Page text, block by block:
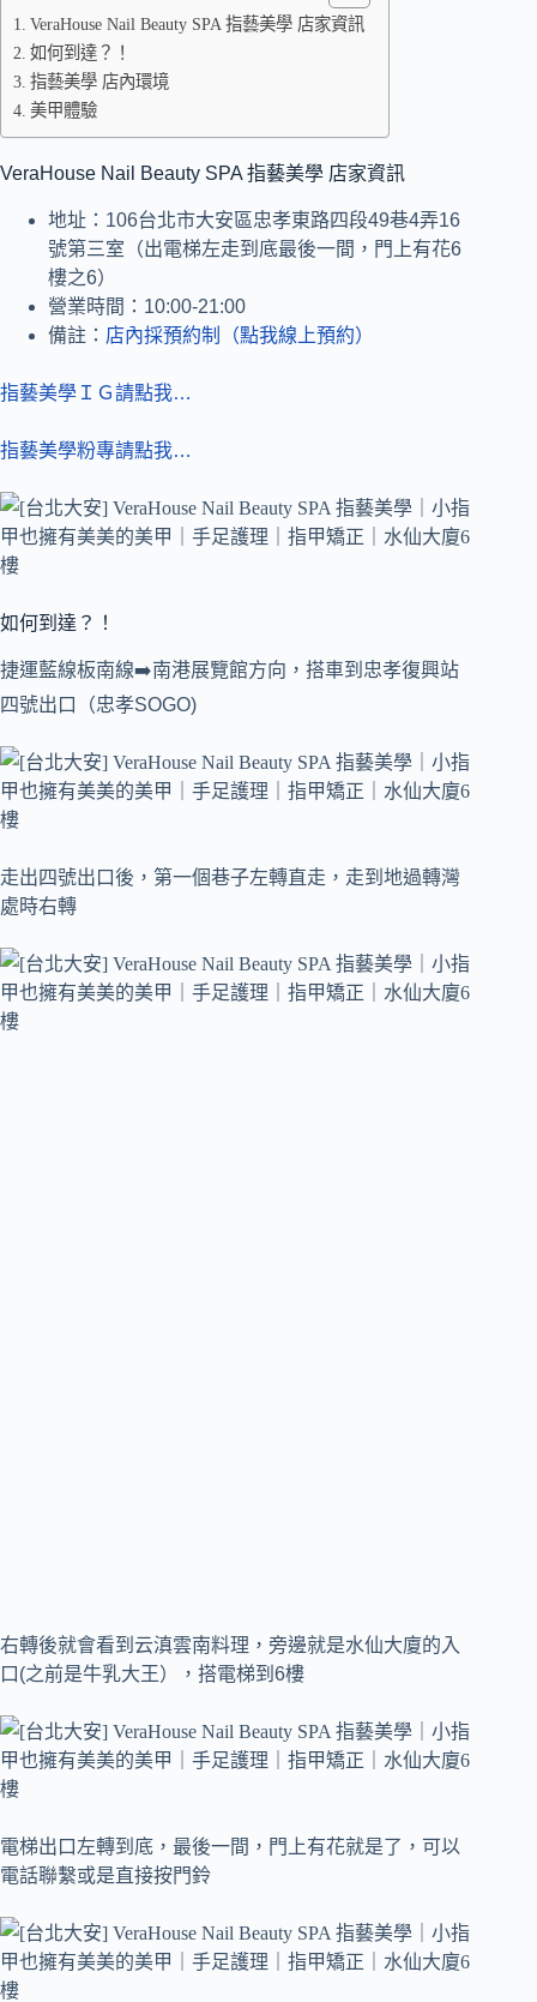
VeraHouse Nail Beauty SPA 指藝美學 店家資訊
如何到達？！
指藝美學 店內環境
美甲體驗
VeraHouse Nail Beauty SPA 指藝美學 店家資訊
地址：106台北市大安區忠孝東路四段49巷4弄16
號第三室（出電梯左走到底最後一間，門上有花6
樓之6）
營業時間：10:00-21:00
備註： 店內採預約制（點我線上預約）
指藝美學ＩＧ請點我…
指藝美學粉專請點我…
如何到達？！
捷運藍線板南線➡️南港展覽館方向，搭車到忠孝復興站
四號出口（忠孝SOGO)
走出四號出口後，第一個巷子左轉直走，走到地過轉灣
處時右轉
右轉後就會看到云滇雲南料理，旁邊就是水仙大廈的入
口(之前是牛乳大王），搭電梯到6樓
電梯出口左轉到底，最後一間，門上有花就是了，可以
電話聯繫或是直接按門鈴